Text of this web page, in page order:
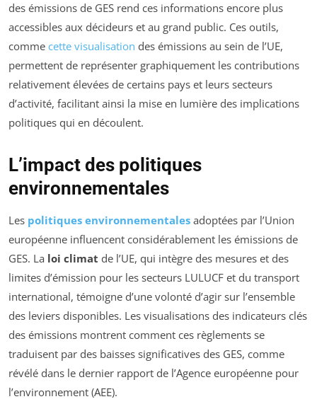
des émissions de GES rend ces informations encore plus
accessibles aux décideurs et au grand public. Ces outils,
comme cette visualisation des émissions au sein de l’UE,
permettent de représenter graphiquement les contributions
relativement élevées de certains pays et leurs secteurs
d’activité, facilitant ainsi la mise en lumière des implications
politiques qui en découlent.
L’impact des politiques
environnementales
Les politiques environnementales adoptées par l’Union
européenne influencent considérablement les émissions de
GES. La loi climat de l’UE, qui intègre des mesures et des
limites d’émission pour les secteurs LULUCF et du transport
international, témoigne d’une volonté d’agir sur l’ensemble
des leviers disponibles. Les visualisations des indicateurs clés
des émissions montrent comment ces règlements se
traduisent par des baisses significatives des GES, comme
révélé dans le dernier rapport de l’Agence européenne pour
l’environnement (AEE).